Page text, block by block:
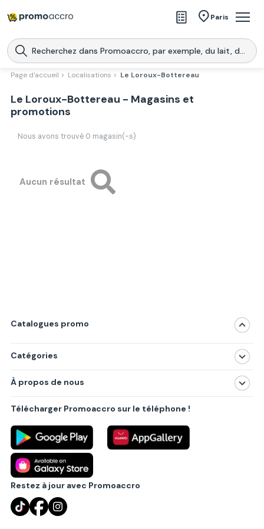
Paris
Magasins
Produits
Télécharge l’application
Promoaccro
Télécharger
Page d'accueil > Localisations > Le Loroux-Bottereau
Le Loroux-Bottereau - Magasins et
promotions
Nous avons trouvé 0 magasin(-s)
Aucun résultat
Catalogues promo
Catégories
Produits
Villes principales
À propos de nous
Politique de confidentialité
Règlements
Partenariat B2B
Blog
Contact
Télécharger Promoaccro sur le téléphone !
Restez à jour avec Promoaccro